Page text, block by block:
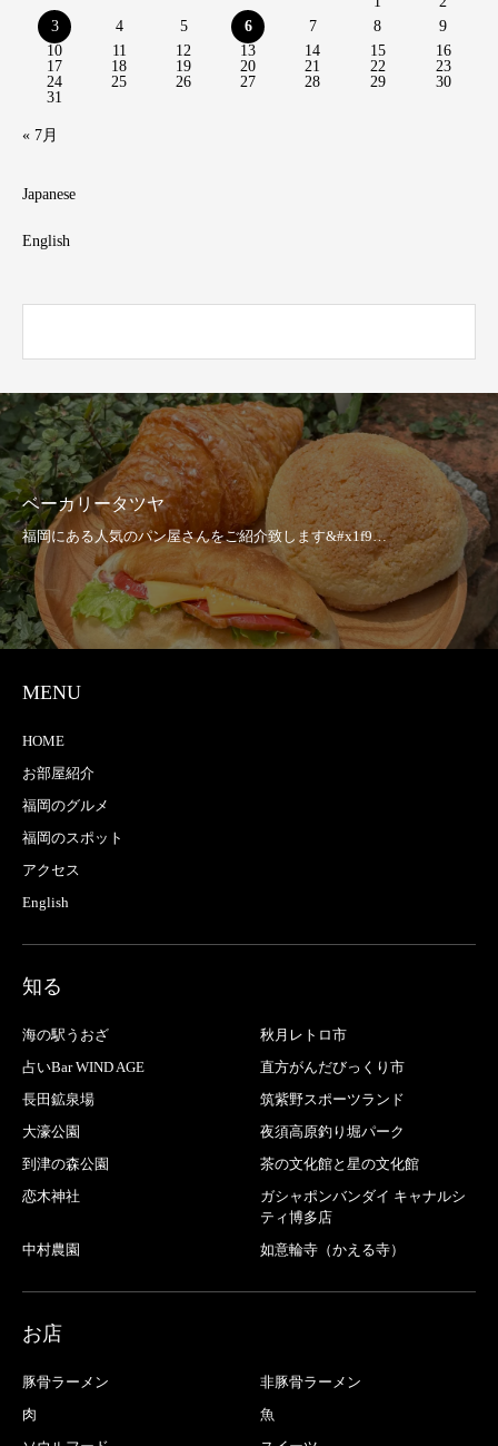
3
4 5 6 7 8
9
10
11 12 13 14 15
16
17
18 19 20 21 22
23
24
25 26 27 28 29
30
31
« 7月
Japanese
English
ベーカリータツヤ
MENU
HOME
お部屋紹介
福岡のグルメ
福岡のスポット
アクセス
English
知る
海の駅うおざ
秋月レトロ市
占いBar WIND AGE
直方がんだびっくり市
長田鉱泉場
筑紫野スポーツランド
大濠公園
夜須高原釣り堀パーク
到津の森公園
茶の文化館と星の文化館
恋木神社
ガシャポンバンダイ キャナルシ
ティ博多店
中村農園
如意輪寺（かえる寺）
お店
豚骨ラーメン
非豚骨ラーメン
肉
魚